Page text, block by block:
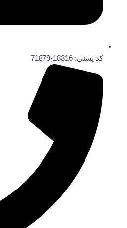
کد پستی: 18316-71879